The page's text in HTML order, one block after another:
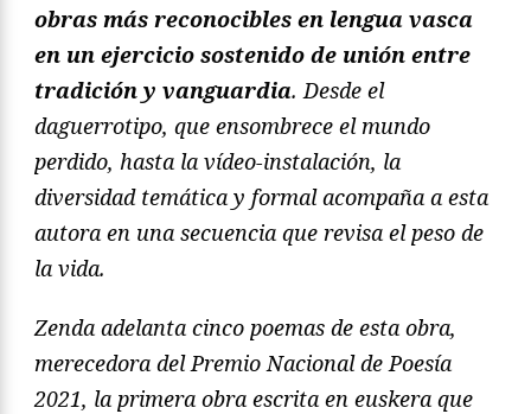
obras más reconocibles en lengua vasca
en un ejercicio sostenido de unión entre
tradición y vanguardia. Desde el
daguerrotipo, que ensombrece el mundo
perdido, hasta la vídeo-instalación, la
diversidad temática y formal acompaña a esta
autora en una secuencia que revisa el peso de
la vida.
Zenda adelanta cinco poemas de esta obra,
merecedora del Premio Nacional de Poesía
2021, la primera obra escrita en euskera que